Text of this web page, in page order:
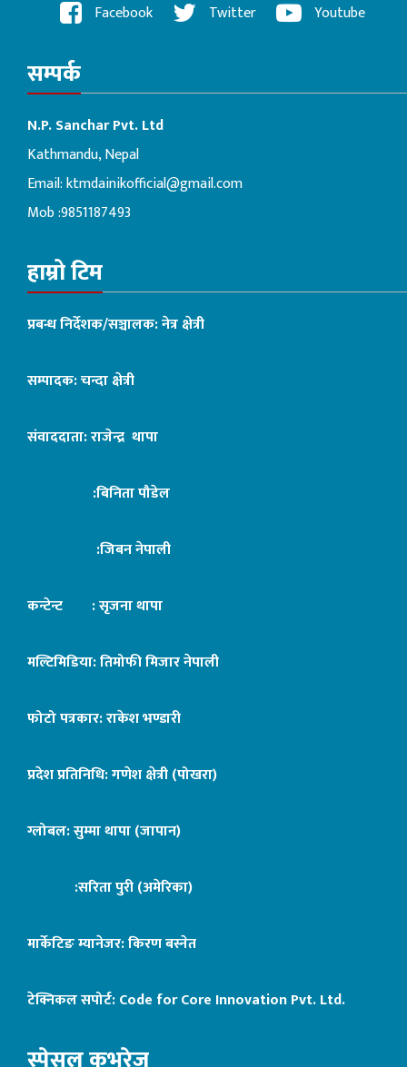
Facebook Twitter Youtube
सम्पर्क
N.P. Sanchar Pvt. Ltd
Kathmandu, Nepal
Email:ktmdainikofficial@gmail.com
Mob :9851187493
हाम्रो टिम
प्रबन्ध निर्देशक/सञ्चालक: नेत्र क्षेत्री
सम्पादक: चन्दा क्षेत्री
संवाददाता: राजेन्द्र थापा
:बिनिता पौडेल
:जिबन नेपाली
कन्टेन्ट : सृजना थापा
मल्टिमिडिया: तिमोफी मिजार नेपाली
फोटो पत्रकार: राकेश भण्डारी
प्रदेश प्रतिनिधि: गणेश क्षेत्री (पोखरा)
ग्लोबल: सुम्मा थापा (जापान)
:सरिता पुरी (अमेरिका)
मार्केटिङ म्यानेजर: किरण बस्नेत
टेक्निकल सपोर्ट:Code for Core Innovation Pvt. Ltd.